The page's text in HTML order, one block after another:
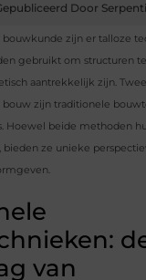
Door
bouwkunde zijn er talloze
gebruikt om structuren
aantrekkelijk zijn.
bouw zijn traditionele
Hoewel beide methoden
bieden ze unieke
van